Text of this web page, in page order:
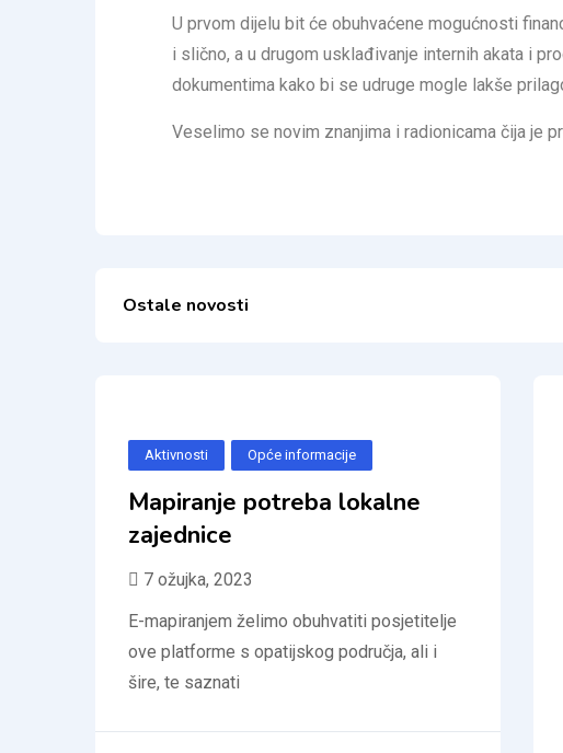
U prvom dijelu bit će obuhvaćene mogućnosti
i slično, a u drugom usklađivanje internih akata i
dokumentima kako bi se udruge mogle lakše
Veselimo se novim znanjima i radionicama čija je
Ostale novosti
Aktivnosti Opće informacije
Mapiranje potreba lokalne
zajednice
7 ožujka, 2023
E-mapiranjem želimo obuhvatiti posjetitelje
ove platforme s opatijskog područja, ali i
šire, te saznati